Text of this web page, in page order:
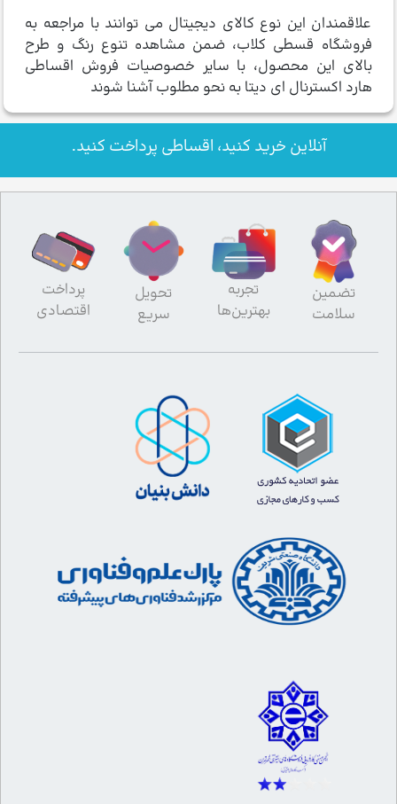
علاقمندان این نوع کالای دیجیتال می توانند با مراجعه به
فروشگاه قسطی کلاب، ضمن مشاهده تنوع رنگ و طرح
بالای این محصول، با سایر خصوصیات فروش اقساطی
هارد اکسترنال ای دیتا به نحو مطلوب آشنا شوند
آنلاین خرید کنید، اقساطی پرداخت کنید.
تضمین
سلامت
تجربه
بهترین‌ها
تحویل
سریع
پرداخت
اقتصادی